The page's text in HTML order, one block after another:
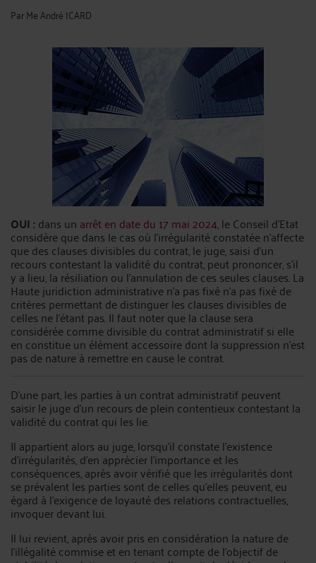
ParMe André ICARD
OUI : dans un arrêt en date du 17 mai 2024, le Conseil d’Etat
considère que dans le cas où l’irrégularité constatée n’affecte
que des clauses divisibles du contrat, le juge, saisi d’un
recours contestant la validité du contrat, peut prononcer, s’il
y a lieu, la résiliation ou l’annulation de ces seules clauses. La
Haute juridiction administrative n’a pas fixé n’a pas fixé de
critères permettant de distinguer les clauses divisibles de
celles ne l’étant pas. Il faut noter que la clause sera
considérée comme divisible du contrat administratif si elle
en constitue un élément accessoire dont la suppression n’est
pas de nature à remettre en cause le contrat.
D’une part, les parties à un contrat administratif peuvent
saisir le juge d’un recours de plein contentieux contestant la
validité du contrat qui les lie.
Il appartient alors au juge, lorsqu’il constate l’existence
d’irrégularités, d’en apprécier l’importance et les
conséquences, après avoir vérifié que les irrégularités dont
se prévalent les parties sont de celles qu’elles peuvent, eu
égard à l’exigence de loyauté des relations contractuelles,
invoquer devant lui.
Il lui revient, après avoir pris en considération la nature de
l’illégalité commise et en tenant compte de l’objectif de